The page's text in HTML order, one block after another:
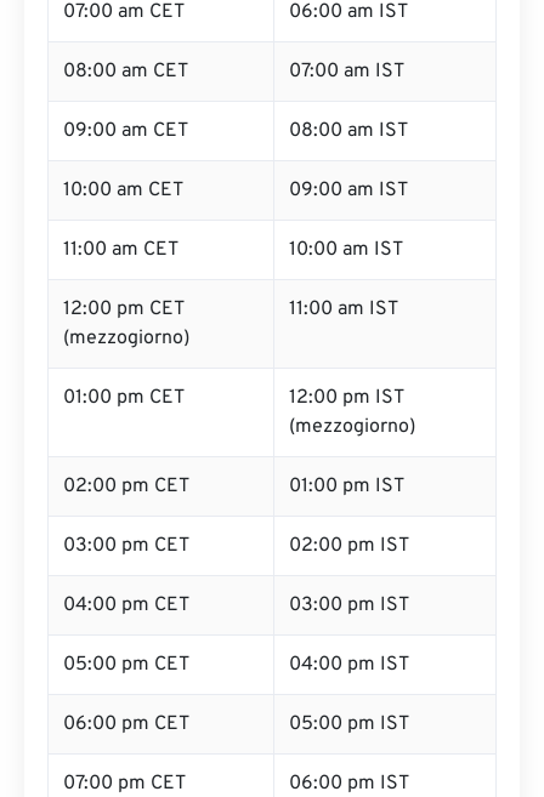
07:00 am CET 06:00 am IST
08:00 am CET 07:00 am IST
09:00 am CET 08:00 am IST
10:00 am CET 09:00 am IST
11:00 am CET 10:00 am IST
12:00 pm CET
(mezzogiorno)
11:00 am IST
01:00 pm CET
12:00 pm IST
(mezzogiorno)
02:00 pm CET 01:00 pm IST
03:00 pm CET 02:00 pm IST
04:00 pm CET 03:00 pm IST
05:00 pm CET 04:00 pm IST
06:00 pm CET 05:00 pm IST
07:00 pm CET 06:00 pm IST